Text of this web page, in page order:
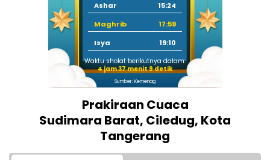
Ashar
15:24
Maghrib
17:59
Isya
19:10
Waktu sholat berikutnya dalam:
4 jam 37 menit 9 detik
Sumber: Kemenag
Prakiraan Cuaca
Sudimara Barat, Ciledug, Kota
Tangerang